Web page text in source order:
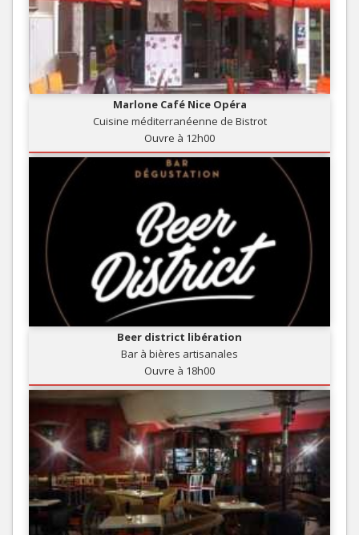
Marlone Café Nice Opéra
Cuisine méditerranéenne de Bistrot
Ouvre à 12h00
Beer district libération
Bar à bières artisanales
Ouvre à 18h00